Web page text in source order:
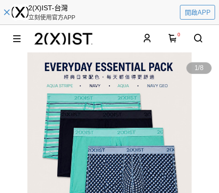
2(X)IST-台灣
立刻使用官方APP
開啟APP
0
1/8